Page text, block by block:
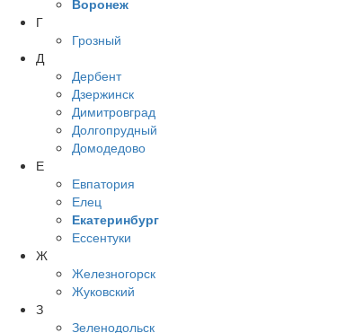
Воронеж
Г
Грозный
Д
Дербент
Дзержинск
Димитровград
Долгопрудный
Домодедово
Е
Евпатория
Елец
Екатеринбург
Ессентуки
Ж
Железногорск
Жуковский
З
Зеленодольск